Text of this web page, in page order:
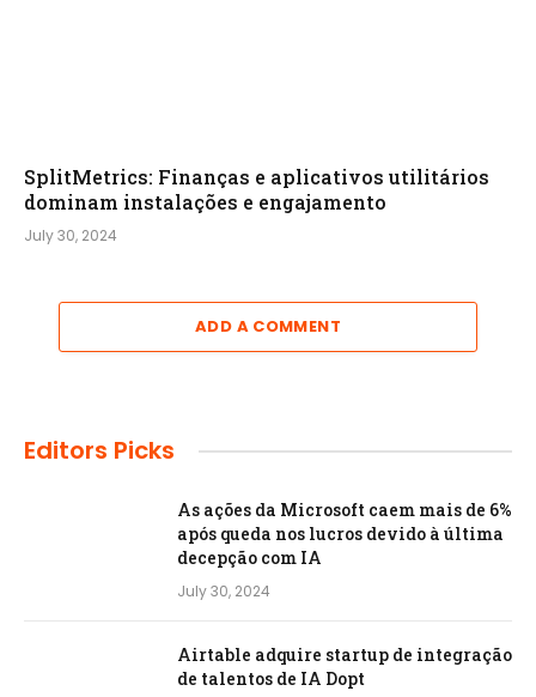
SplitMetrics: Finanças e aplicativos utilitários
dominam instalações e engajamento
July 30, 2024
ADD A COMMENT
Editors Picks
As ações da Microsoft caem mais de 6%
após queda nos lucros devido à última
decepção com IA
July 30, 2024
Airtable adquire startup de integração
de talentos de IA Dopt